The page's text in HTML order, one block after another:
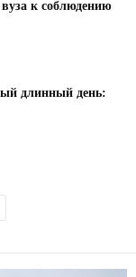
к соблюдению
длинный день: